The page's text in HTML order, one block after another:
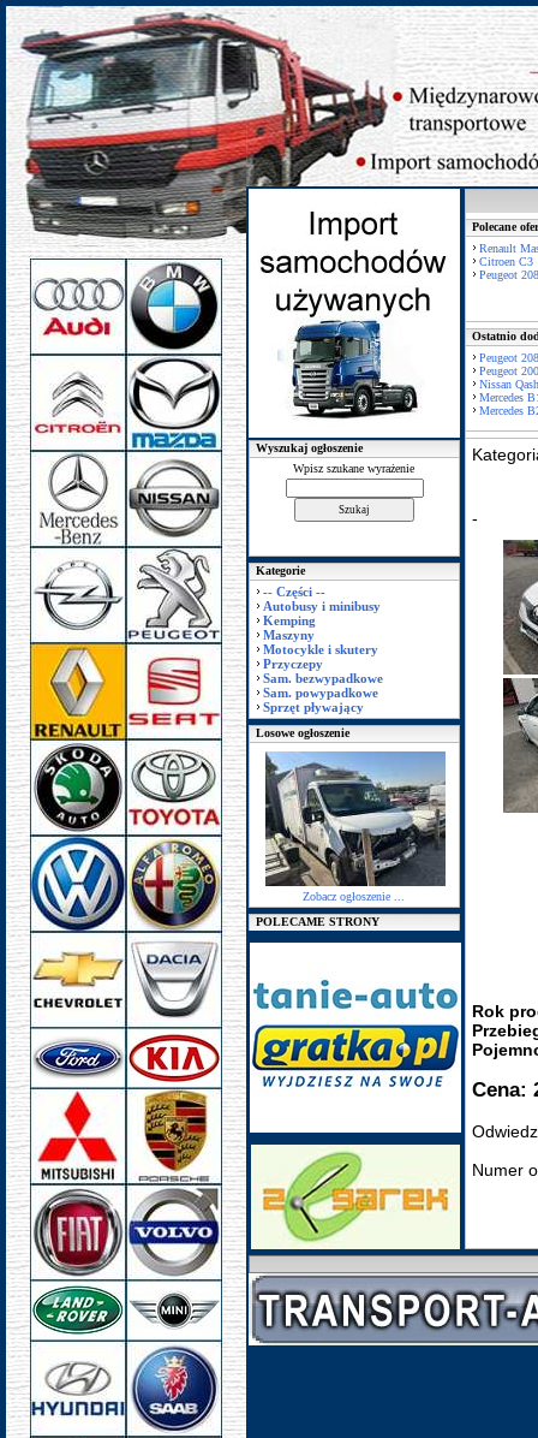
Wyszukaj ogłoszenie
Wpisz szukane wyrażenie
Kategorie
-- Części --
Autobusy i minibusy
Kemping
Maszyny
Motocykle i skutery
Przyczepy
Sam. bezwypadkowe
Sam. powypadkowe
Sprzęt pływający
Losowe ogłoszenie
Zobacz ogłoszenie ...
POLECAME STRONY
Polecane
Renault
Citroen C3
Peugeot 208
Ostatnio
Peugeot 208
Peugeot
Nissan
Mercedes
Mercedes
-
Rok
Cena:
Numer